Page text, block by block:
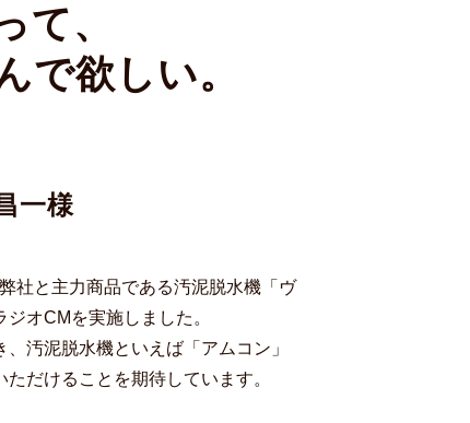
て、
で欲しい。
一様
社と主力商品である汚泥脱水機「ヴ
オCMを実施しました。
汚泥脱水機といえば「アムコン」
だけることを期待しています。